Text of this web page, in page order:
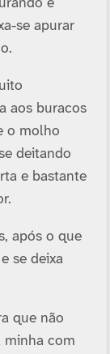
e
se apurar
aos buracos
o molho
deitando
e bastante
após o que
se deixa
que não
minha com